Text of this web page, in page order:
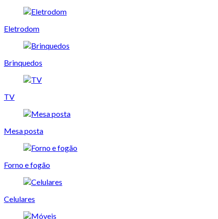
Eletrodom
Brinquedos
TV
Mesa posta
Forno e fogão
Celulares